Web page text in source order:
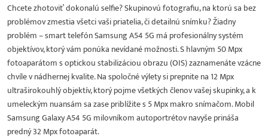
Chcete zhotoviť dokonalú selfie? Skupinovú fotografiu, na ktorú sa bez
problémov zmestia všetci vaši priatelia, či detailnú snímku? Žiadny
problém – smart telefón Samsung A54 5G má profesionálny systém
objektívov, ktorý vám ponúka nevídané možnosti. S hlavným 50 Mpx
fotoaparátom s optickou stabilizáciou obrazu (OIS) zaznamenáte vzácne
chvíle v nádhernej kvalite. Na spoločné výlety si prepnite na 12 Mpx
ultraširokouhlý objektív, ktorý pojme všetkých členov vašej skupinky, a k
umeleckým nuansám sa zase priblížite s 5 Mpx makro snímačom. Mobil
Samsung Galaxy A54 5G milovníkom autoportrétov navyše prináša
predný 32 Mpx fotoaparát.